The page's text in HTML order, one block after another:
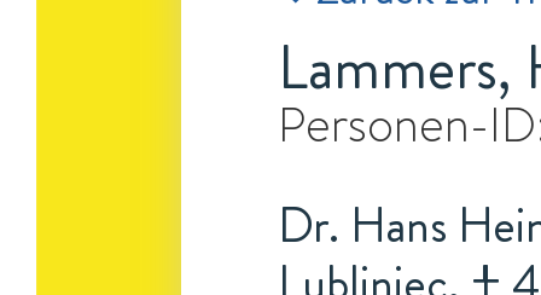
Personen-
Dr. Hans